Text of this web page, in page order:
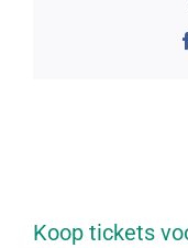
Koop tickets